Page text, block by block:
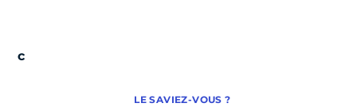
LE SAVIEZ-VOUS ?